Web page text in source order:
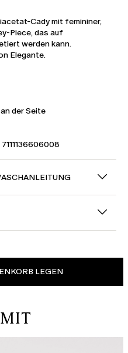
Cady mit femininer,
Piece, das auf
werden kann.
Elegante.
der Seite
LEGEN